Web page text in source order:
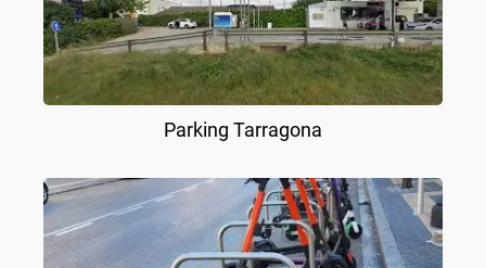
Parking Tarragona